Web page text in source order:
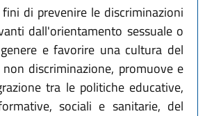
di prevenire le discriminazioni
dall'orientamento sessuale o
e favorire una cultura del
discriminazione, promuove e
tra le politiche educative,
sociali e sanitarie, del